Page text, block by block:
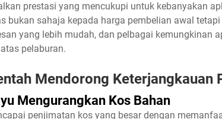
prestasi yang mencukupi untuk kebanyakan
bukan sahaja kepada harga pembelian awal
yang lebih mudah, dan pelbagai kemungkinan
pelaburan.
Mendorong Keterjangkauan
Mengurangkan Kos Bahan
penjimatan kos yang besar dengan